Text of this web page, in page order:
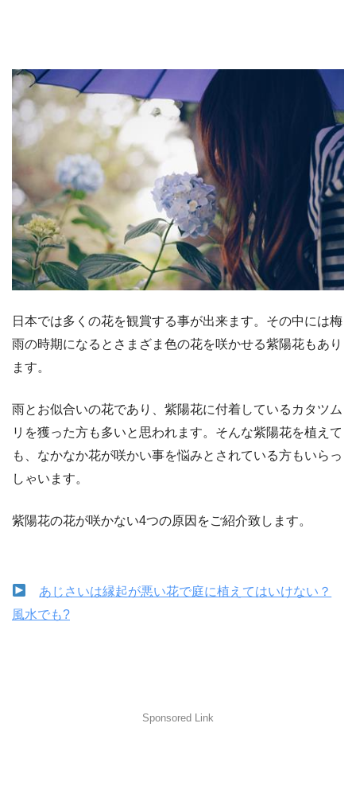
日本では多くの花を観賞する事が出来ます。その中には梅
雨の時期になるとさまざま色の花を咲かせる紫陽花もあり
ます。
雨とお似合いの花であり、紫陽花に付着しているカタツム
リを獲った方も多いと思われます。そんな紫陽花を植えて
も、なかなか花が咲かい事を悩みとされている方もいらっ
しゃいます。
紫陽花の花が咲かない4つの原因をご紹介致します。
あじさいは縁起が悪い花で庭に植えてはいけない？
風水でも?
Sponsored Link